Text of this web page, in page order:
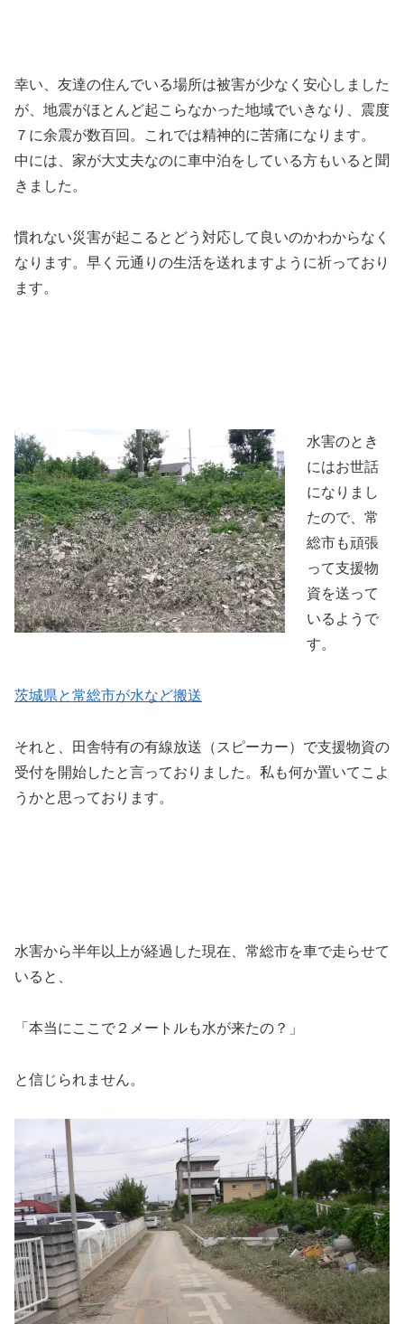
幸い、友達の住んでいる場所は被害が少なく安心しました
が、地震がほとんど起こらなかった地域でいきなり、震度
７に余震が数百回。これでは精神的に苦痛になります。
中には、家が大丈夫なのに車中泊をしている方もいると聞
きました。
慣れない災害が起こるとどう対応して良いのかわからなく
なります。早く元通りの生活を送れますように祈っており
ます。
水害のとき
にはお世話
になりまし
たので、常
総市も頑張
って支援物
資を送って
いるようで
す。
茨城県と常総市が水など搬送
それと、田舎特有の有線放送（スピーカー）で支援物資の
受付を開始したと言っておりました。私も何か置いてこよ
うかと思っております。
水害から半年以上が経過した現在、常総市を車で走らせて
いると、
「本当にここで２メートルも水が来たの？」
と信じられません。